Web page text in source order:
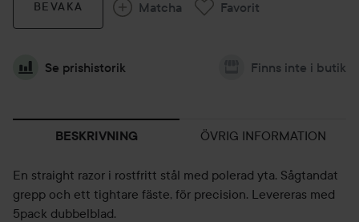
BEVAKA Matcha Favorit
Se prishistorik Finns inte i butik
BESKRIVNING ÖVRIG INFORMATION
En straight razor i rostfritt stål med polerad yta. Sågtandat
grepp och ett tightare fäste, för precision. Levereras med
5pack dubbelblad.